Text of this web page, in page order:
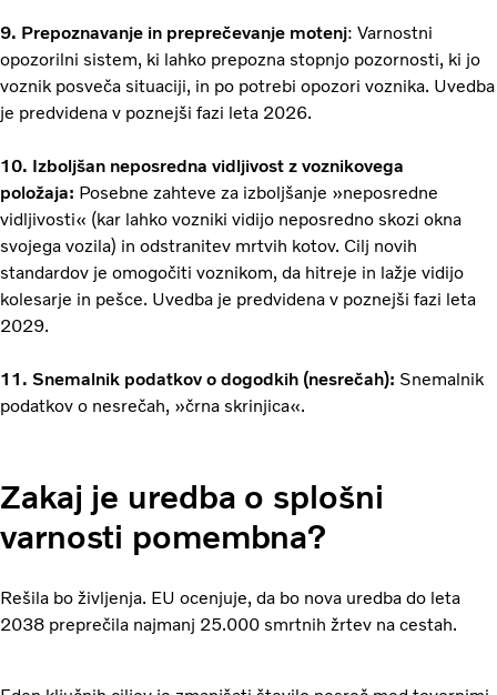
9. Prepoznavanje in preprečevanje motenj: Varnostni
opozorilni sistem, ki lahko prepozna stopnjo pozornosti, ki jo
voznik posveča situaciji, in po potrebi opozori voznika. Uvedba
je predvidena v poznejši fazi leta 2026.
10. Izboljšan neposredna vidljivost z voznikovega
položaja: Posebne zahteve za izboljšanje »neposredne
vidljivosti« (kar lahko vozniki vidijo neposredno skozi okna
svojega vozila) in odstranitev mrtvih kotov. Cilj novih
standardov je omogočiti voznikom, da hitreje in lažje vidijo
kolesarje in pešce. Uvedba je predvidena v poznejši fazi leta
2029.
11. Snemalnik podatkov o dogodkih (nesrečah): Snemalnik
podatkov o nesrečah, »črna skrinjica«.
Zakaj je uredba o splošni
varnosti pomembna?
Rešila bo življenja. EU ocenjuje, da bo nova uredba do leta
2038 preprečila najmanj 25.000 smrtnih žrtev na cestah.